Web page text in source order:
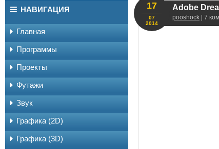
Adobe
pooshock | 7
17
07
2014
НАВИГАЦИЯ
Главная
Программы
Проекты
Футажи
Звук
Графика (2D)
Графика (3D)